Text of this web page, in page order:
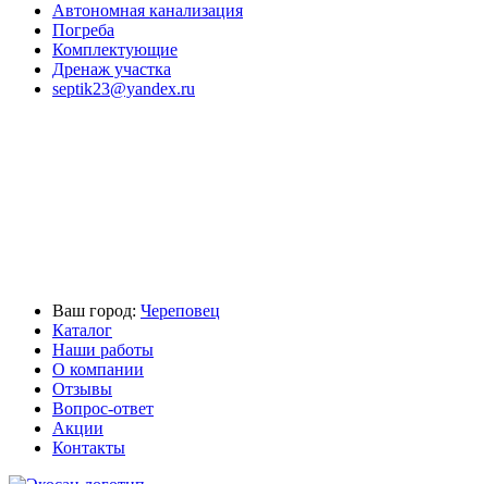
Автономная канализация
Погреба
Комплектующие
Дренаж участка
septik23@yandex.ru
Ваш город: Череповец
Каталог
Наши работы
О компании
Отзывы
Вопрос-ответ
Акции
Контакты